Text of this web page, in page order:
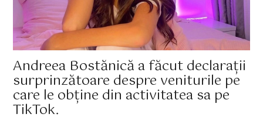
Andreea Bostănică a făcut declarații
surprinzătoare despre veniturile pe
care le obține din activitatea sa pe
TikTok.